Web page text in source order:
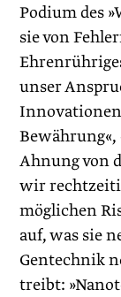
Podium des
sie von
unser
Ahnung von
wir
möglichen
auf, was sie
Gentechnik
treibt: